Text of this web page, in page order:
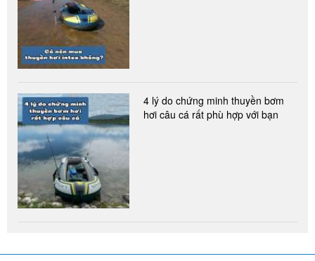
4 lý do chứng minh thuyền bơm
hơi câu cá rất phù hợp với bạn